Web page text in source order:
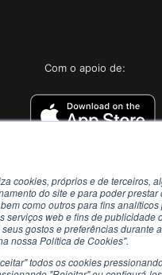
cookies, próprios e de terceiros,
do site e para poder
como outros para fins
serviços web e fins de publicidade
gostos e preferências durante
nossa Política de Cookies".
todos os cookies
Com o apoio de: